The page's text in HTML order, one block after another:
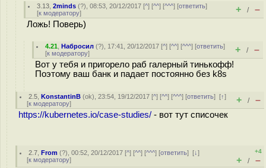
3.13 ,2minds (?), 08:53, 20/12/2017 [^] [^^] [^^^] [ответить]
[к модератору] + / –
Ложь! Поверь)
4.21 ,Набросил (?), 17:41, 20/12/2017 [^] [^^] [^^^] [ответить]
[к модератору] + / –
Вот у тебя и пригорело раб галерный тинькофф!
Поэтому ваш банк и падает постоянно без k8s
2.5 ,KonstantinB (ok), 23:54, 19/12/2017 [^] [^^] [^^^] [ответить][↑]
[к модератору] + / –
https://kubernetes.io/case-studies/ - вот тут списочек
2.7 ,From (?), 00:52, 20/12/2017 [^] [^^] [^^^] [ответить][↓]
[к модератору]
+4
+ / –